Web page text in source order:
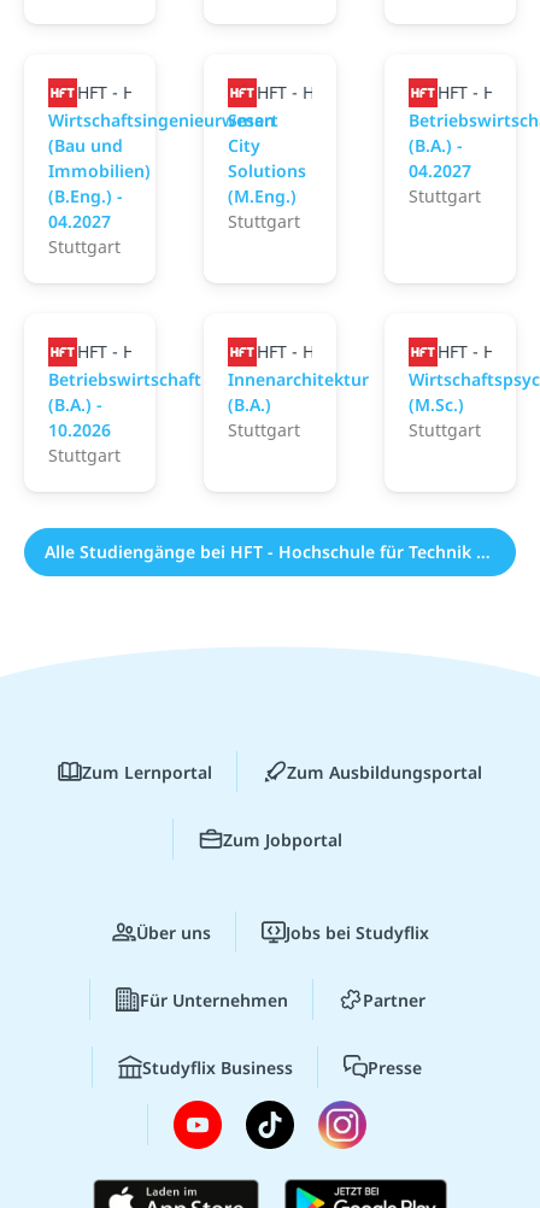
HFT - Hochschule für Technik Stuttgart
Wirtschaftsingenieurwesen
(Bau und
Immobilien)
(B.Eng.) -
04.2027
Stuttgart
HFT - Hochschule für Technik
Smart
City
Solutions
(M.Eng.)
Stuttgart
HFT -
(B.A.) -
04.2027
Stuttgart
HFT - Hochschule für Technik Stuttgart
Betriebswirtschaft
(B.A.) -
10.2026
Stuttgart
HFT - Hochschule für Technik
Innenarchitektur
(B.A.)
Stuttgart
HFT -
(M.Sc.)
Stuttgart
Alle Studiengänge bei HFT - Hochschule für Technik Stuttgart (56)
Zum Lernportal Zum Ausbildungsportal
Zum Jobportal
Über uns Jobs bei Studyflix
Für Unternehmen Partner
Studyflix Business Presse